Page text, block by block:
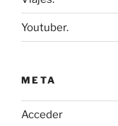
Youtuber.
META
Acceder